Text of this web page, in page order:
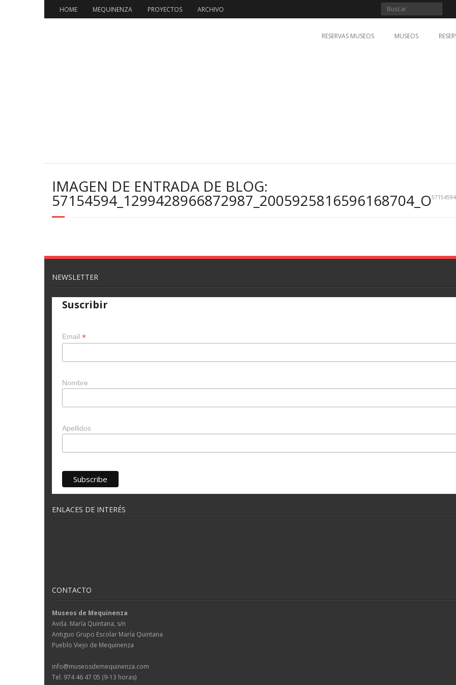
HOME MEQUINENZA PROYECTOS ARCHIVO
RESERVAS MUSEOS MUSEOS
IMAGEN DE ENTRADA DE BLOG:
57154594_1299428966872987_2005925816596168704_O
NEWSLETTER
Suscribir
Email *
Nombre
Apellidos
ENLACES DE INTERÉS
CONTACTO
Museos de Mequinenza
Avda. María Quintana, s/n
Antiguo Grupo Escolar María Quintana
Pueblo Viejo de Mequinenza
info@museosdemequinenza.com
Tel. 974 46 47 05 (9-13 horas)